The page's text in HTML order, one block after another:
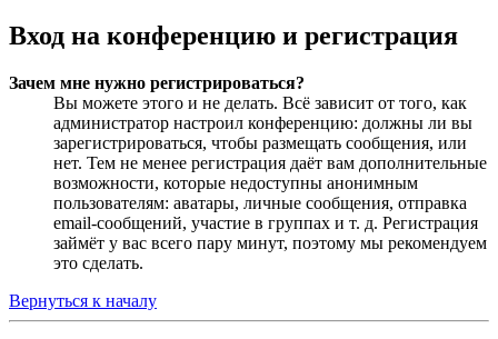
Вход на конференцию и регистрация
Зачем мне нужно регистрироваться?
Вы можете этого и не делать. Всё зависит от того, как
администратор настроил конференцию: должны ли вы
зарегистрироваться, чтобы размещать сообщения, или
нет. Тем не менее регистрация даёт вам дополнительные
возможности, которые недоступны анонимным
пользователям: аватары, личные сообщения, отправка
email-сообщений, участие в группах и т. д. Регистрация
займёт у вас всего пару минут, поэтому мы рекомендуем
это сделать.
Вернуться к началу